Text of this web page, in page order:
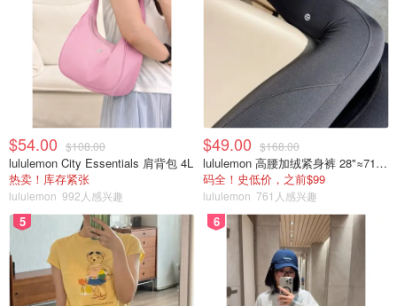
$54.00 $108.00
lululemon City Essentials 肩背包 4L
热卖！库存紧张
lululemon 992人感兴趣
$49.00 $168.00
lululemon 高腰加绒紧身裤 28"≈71cm 5个口袋
码全！史低价，之前$99
lululemon 761人感兴趣
5 6